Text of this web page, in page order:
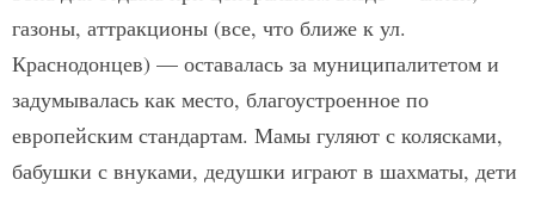
газоны, аттракционы (все, что ближе к ул.
Краснодонцев) — оставалась за муниципалитетом и
задумывалась как место, благоустроенное по
европейским стандартам. Мамы гуляют с колясками,
бабушки с внуками, дедушки играют в шахматы, дети